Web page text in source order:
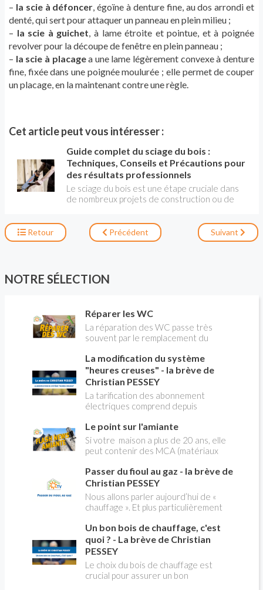
– la scie à défoncer , égoïne à denture fine, au dos arrondi et
denté, qui sert pour attaquer un panneau en plein milieu ;
– la scie à guichet , à lame étroite et pointue, et à poignée
revolver pour la découpe de fenêtre en plein panneau ;
– la scie à placagea une lame légèrement convexe à denture
fine, fixée dans une poignée moulurée ; elle permet de couper
un placage, en la maintenant contre une règle.
Cet article peut vous intéresser :
Guide complet du sciage du bois :
Techniques, Conseils et Précautions pour
des résultats professionnels
Le sciage du bois est une étape cruciale dans
de nombreux projets de construction ou de
découpes spécifiques pour préparer les
éléments à l'assemblage. Découvrez dans cet
résultats précis et professionnels.
Retour Précédent Suivant
NOTRE SÉLECTION
Réparer les WC
La réparation des WC passe très
souvent par le remplacement du
expliquer
La modification du système
"heures creuses" - la brève de
Christian PESSEY
La tarification des abonnement
électriques comprend depuis
pleines, heures creuses. Aujourd'hui
Christian PESSEY vous explique tout
ce qu'il faut savoir sur la nouvelle
modification du système "heures
creuses" qui concerne près de 15
millions de Français !
Le point sur l'amiante
Si votre maison a plus de 20 ans, elle
peut contenir des MCA (matériaux
panique, on fait le point dans notre
flash news n°3 spéciale Amiante et
ses dangers avec Christian Pessey
Passer du fioul au gaz - la brève de
Christian PESSEY
Nous allons parler aujourd’hui de «
chauffage ». Et plus particulièrement
aborder l’abandon du fioul au profit du
gaz.
Un bon bois de chauffage, c'est
quoi ? - La brève de Christian
PESSEY
Le choix du bois de chauffage est
crucial pour assurer un bon